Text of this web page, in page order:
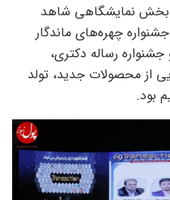
بخش نمایشگاهی شاهد
برگزاری رویدادهای متنوعی چون ۳ جشنواره چهره‌های ماندگار
و جشنواره رساله دکتری،
از محصولات جدید، تولد